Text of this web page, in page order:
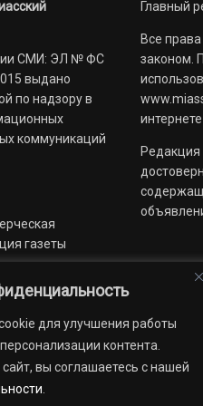
для улучшения работы
контента.
вы соглашаетесь с нашей
СМИ: ЭЛ № ФС
выдано
по надзору в
коммуникаций
газеты
дом
Главный
Все
законом.
Редакция